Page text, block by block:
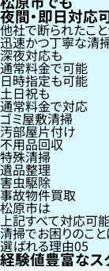
夜間・即日対応
他社で断られたこ
迅速かつ丁寧な清
深夜対応も
通常料金で可能
日時指定も可能
土日祝も
通常料金で対応
ゴミ屋敷清掃
汚部屋片付け
不用品回収
特殊清掃
遺品整理
害虫駆除
事故物件買取
松原市は
上記すべて対応可能
清掃でお困りのこと
選ばれる理由05
経験値豊富なス